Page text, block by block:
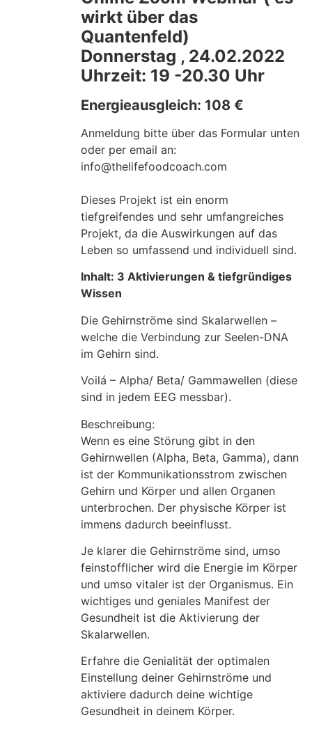
wirkt über das
Quantenfeld)
Donnerstag , 24.02.2022
Uhrzeit: 19 -20.30 Uhr
Energieausgleich: 108 €
Anmeldung bitte über das Formular unten
oder per email an:
info@thelifefoodcoach.com
Dieses Projekt ist ein enorm
tiefgreifendes und sehr umfangreiches
Projekt, da die Auswirkungen auf das
Leben so umfassend und individuell sind.
Inhalt: 3 Aktivierungen & tiefgründiges
Wissen
Die Gehirnströme sind Skalarwellen –
welche die Verbindung zur Seelen-DNA
im Gehirn sind.
Voilá – Alpha/ Beta/ Gammawellen (diese
sind in jedem EEG messbar).
Beschreibung:
Wenn es eine Störung gibt in den
Gehirnwellen (Alpha, Beta, Gamma), dann
ist der Kommunikationsstrom zwischen
Gehirn und Körper und allen Organen
unterbrochen. Der physische Körper ist
immens dadurch beeinflusst.
Je klarer die Gehirnströme sind, umso
feinstofflicher wird die Energie im Körper
und umso vitaler ist der Organismus. Ein
wichtiges und geniales Manifest der
Gesundheit ist die Aktivierung der
Skalarwellen.
Erfahre die Genialität der optimalen
Einstellung deiner Gehirnströme und
aktiviere dadurch deine wichtige
Gesundheit in deinem Körper.